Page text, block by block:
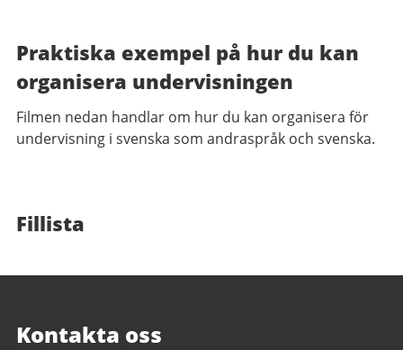
Praktiska exempel på hur du kan
organisera undervisningen
Filmen nedan handlar om hur du kan organisera för
undervisning i svenska som andraspråk och svenska.
Fillista
Kontakta oss